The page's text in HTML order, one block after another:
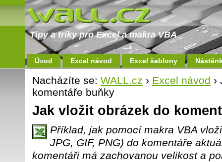
Tipy a triky pro Excel a makra VBA
Úvod Excel návod Excel šablony
Nacházíte se: WALL.cz › Excel návod ›
komentáře buňky
Jak vložit obrázek do
Příklad, jak pomocí makra VBA
JPG, GIF, PNG) do komentáře
komentáři má zachovanou velikost a